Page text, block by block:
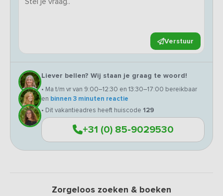
Verstuur
Liever bellen? Wij staan je graag te woord!
• Ma t/m vr van 9:00–12:30 en 13:30–17:00 bereikbaar
en binnen 3 minuten reactie
• Dit vakantieadres heeft huiscode 129
+31 (0) 85-9029530
Zorgeloos zoeken & boeken